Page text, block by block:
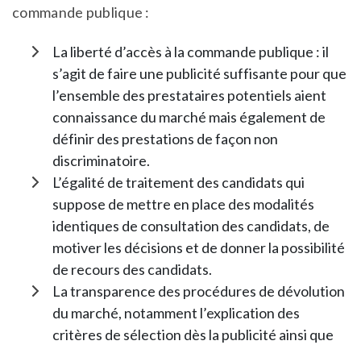
commande publique :
La liberté d’accès à la commande publique : il
s’agit de faire une publicité suffisante pour que
l’ensemble des prestataires potentiels aient
connaissance du marché mais également de
définir des prestations de façon non
discriminatoire.
L’égalité de traitement des candidats qui
suppose de mettre en place des modalités
identiques de consultation des candidats, de
motiver les décisions et de donner la possibilité
de recours des candidats.
La transparence des procédures de dévolution
du marché, notamment l’explication des
critères de sélection dès la publicité ainsi que